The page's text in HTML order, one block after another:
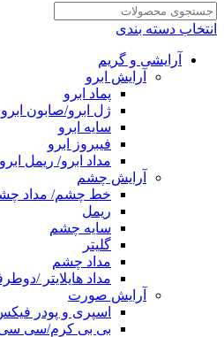
انتخاب دسته بندی
آرایشی و گریم
آرایش ابرو
پماد ابرو
ژل ابرو/صابون ابرو
سایه ابرو
فیبروز ابرو
مداد ابرو/ ریمل ابرو
آرایش چشم
خط چشم/ مداد
ریمل
سایه چشم
گلیتر
مداد چشم
مداد هایلایتر /
آرایش صورت
اسپری و پودر
بی بی کرم/سی